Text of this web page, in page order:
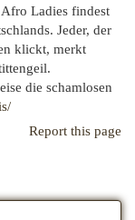
Ladies findest
Jeder, der
klickt, merkt
die schamlosen
Report this page